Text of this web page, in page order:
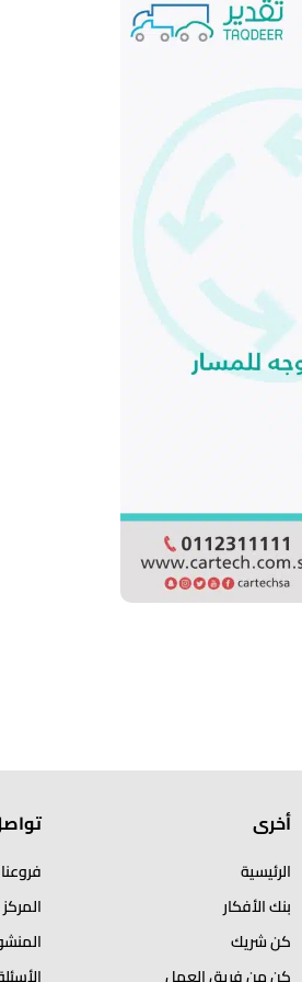
أخرى
الرئيسية
بنك الأفكار
كن شريك
فروعنا